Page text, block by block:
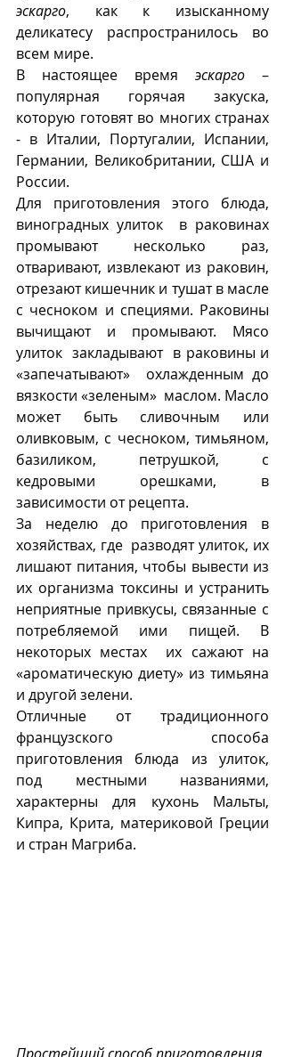
эскарго, как к изысканному
деликатесу распространилось во
всем мире.
В настоящее время эскарго –
популярная горячая закуска,
которую готовят во многих странах
- в Италии, Португалии, Испании,
Германии, Великобритании, США и
России.
Для приготовления этого блюда,
виноградных улиток  в раковинах
промывают несколько раз,
отваривают, извлекают из раковин,
отрезают кишечник и тушат в масле
с чесноком и специями. Раковины
вычищают и промывают. Мясо
улиток  закладывают  в раковины и
«запечатывают»  охлажденным до
вязкости «зеленым»  маслом. Масло
может быть сливочным или
оливковым, с чесноком, тимьяном,
базиликом, петрушкой, с
кедровыми орешками, в
зависимости от рецепта.
За неделю до приготовления в
хозяйствах, где  разводят улиток, их
лишают питания, чтобы вывести из
их организма токсины и устранить
неприятные привкусы, связанные с
потребляемой ими пищей. В
некоторых местах  их сажают на
«ароматическую диету» из тимьяна
и другой зелени.
Отличные от традиционного
французского способа
приготовления блюда из улиток,
под местными названиями,
характерны для кухонь Мальты,
Кипра, Крита, материковой Греции
и стран Магриба.